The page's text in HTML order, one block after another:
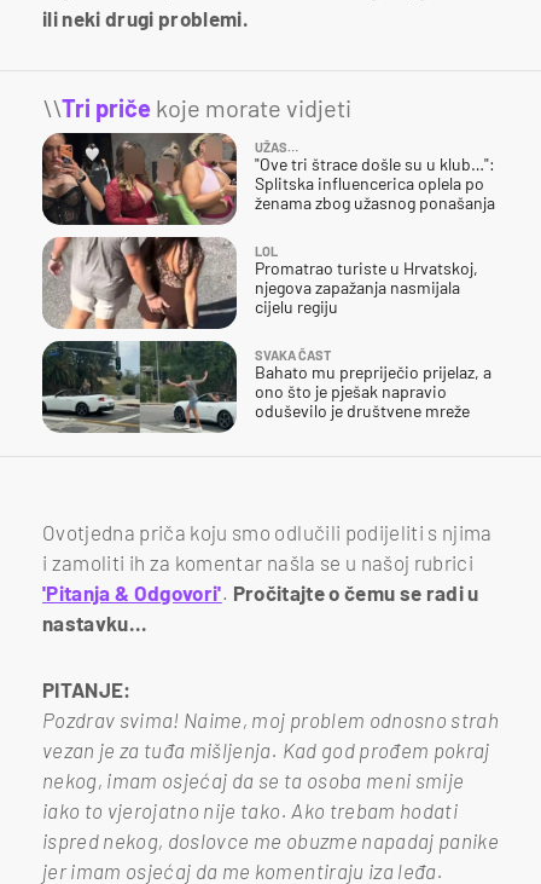
ili neki drugi problemi.
\\Tri priče koje morate vidjeti
UŽAS…
"Ove tri štrace došle su u klub…":
Splitska influencerica oplela po
ženama zbog užasnog ponašanja
LOL
Promatrao turiste u Hrvatskoj,
njegova zapažanja nasmijala
cijelu regiju
SVAKA ČAST
Bahato mu prepriječio prijelaz, a
ono što je pješak napravio
oduševilo je društvene mreže
Ovotjedna priča koju smo odlučili podijeliti s njima
i zamoliti ih za komentar našla se u našoj rubrici
'Pitanja & Odgovori'. Pročitajte o čemu se radi u
nastavku...
PITANJE:
Pozdrav svima! Naime, moj problem odnosno strah
vezan je za tuđa mišljenja. Kad god prođem pokraj
nekog, imam osjećaj da se ta osoba meni smije
iako to vjerojatno nije tako. Ako trebam hodati
ispred nekog, doslovce me obuzme napadaj panike
jer imam osjećaj da me komentiraju iza leđa.